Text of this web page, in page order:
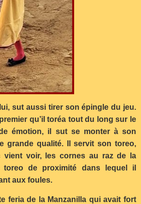
sut aussi tirer son épingle du jeu.
qu’il toréa tout du long sur le
émotion, il sut se monter à son
grande qualité. Il servit son toreo,
vient voir, les cornes au raz de la
toreo de proximité dans lequel il
aux foules.
feria de la Manzanilla qui avait fort